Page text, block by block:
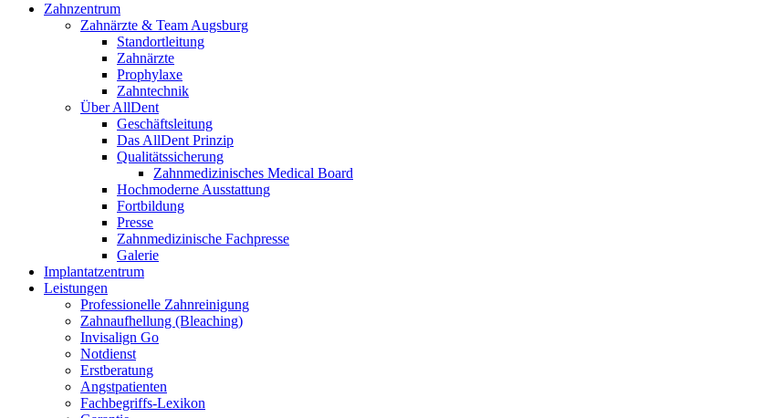
Zahnzentrum
Zahnärzte & Team Augsburg
Standortleitung
Zahnärzte
Prophylaxe
Zahntechnik
Über AllDent
Geschäftsleitung
Das AllDent Prinzip
Qualitätssicherung
Zahnmedizinisches Medical Board
Hochmoderne Ausstattung
Fortbildung
Presse
Zahnmedizinische Fachpresse
Galerie
Implantatzentrum
Leistungen
Professionelle Zahnreinigung
Zahnaufhellung (Bleaching)
Invisalign Go
Notdienst
Erstberatung
Angstpatienten
Fachbegriffs-Lexikon